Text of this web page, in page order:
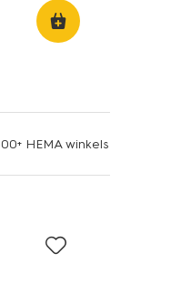
HEMA winkels